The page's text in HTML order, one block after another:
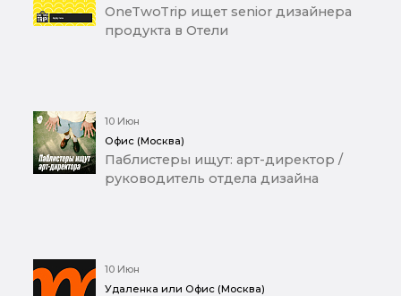
OneTwoTrip ищет senior дизайнера
продукта в Отели
10 Июн
Офис (Москва)
Паблистеры ищут: арт-директор /
руководитель отдела дизайна
10 Июн
Удаленка или Офис (Москва)